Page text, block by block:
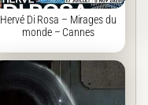
Hervé Di Rosa – Mirages du
monde – Cannes